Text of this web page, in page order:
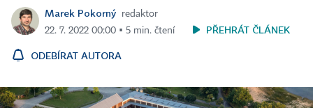
Marek Pokorný
redaktor
22. 7. 2022 00:00 ▪ 5 min. čtení
PŘEHRÁT ČLÁNEK
ODEBÍRAT AUTORA